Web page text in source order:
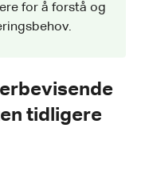
for å forstå og
tidligere